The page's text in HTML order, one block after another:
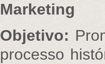
Marketing
Objetivo:
processo